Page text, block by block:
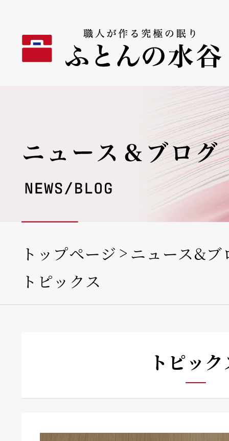
トップページ
ニュース&ブ
トピックス
トピッ